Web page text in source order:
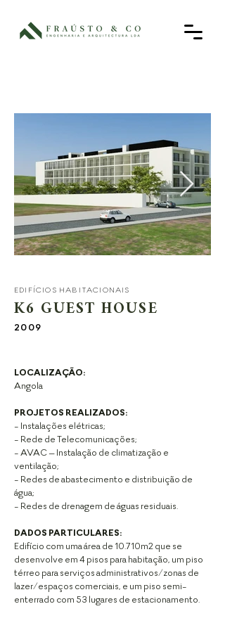
EDIFÍCIOS HABITACIONAIS
K6 GUEST HOUSE
2009
LOCALIZAÇÃO:
Angola
PROJETOS REALIZADOS:
- Instalações elétricas;
- Rede de Telecomunicações;
- AVAC – Instalação de climatização e
ventilação;
- Redes de abastecimento e distribuição de
água;
- Redes de drenagem de águas residuais.
DADOS PARTICULARES:
Edifício com uma área de 10.710m2 que se
desenvolve em 4 pisos para habitação, um piso
térreo paraserviços administrativos/zonas de
lazer/espaços comerciais, e um piso semi-
enterrado com 53 lugares de estacionamento.